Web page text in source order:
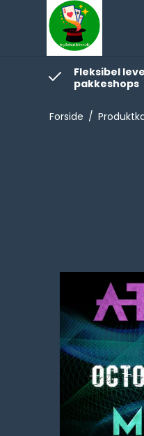
Fleksibel
pakkeshops
Forside /